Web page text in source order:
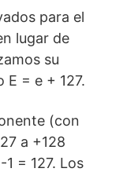
para el
lugar de
su
E = e + 127.
(con
a +128
= 127. Los